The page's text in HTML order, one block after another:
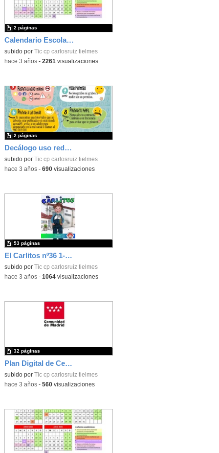
Calendario Escolar 2023/2024
subido por Tic cp carlosruiz tielmes
2 páginas
-hace 3 años- 2261 visualizaciones
Decálogo uso redes sociales (Tielmes)
subido por Tic cp carlosruiz tielmes
2 páginas
-hace 3 años- 690visualizaciones
El Carlitos nº36 1-2ºTrim 22-23
subido por Tic cp carlosruiz tielmes
53 páginas
-hace 3 años- 1064visualizaciones
Plan Digital de Centro (CARLOS RUIZ)
subido por Tic cp carlosruiz tielmes
32 páginas
-hace 3 años- 560visualizaciones